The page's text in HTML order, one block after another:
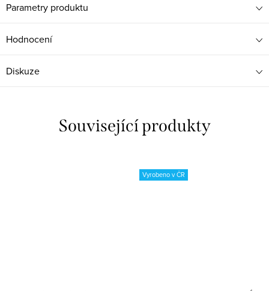
Parametry produktu
Hodnocení
Diskuze
Související produkty
Vyrobeno v ČR